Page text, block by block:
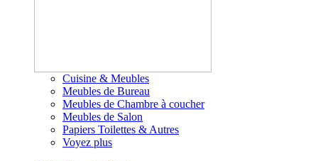
Cuisine & Meubles
Meubles de Bureau
Meubles de Chambre à coucher
Meubles de Salon
Papiers Toilettes & Autres
Voyez plus